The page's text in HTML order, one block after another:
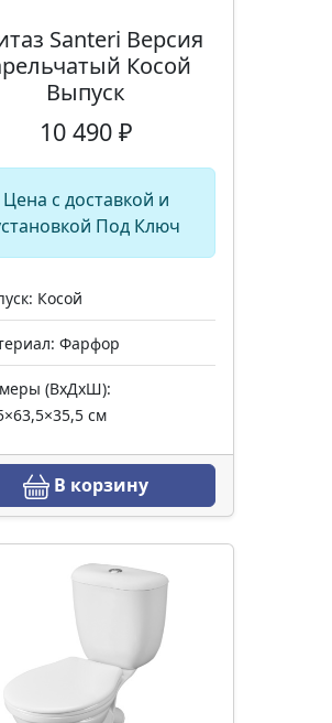
Santeri Версия
Косой
Выпуск
10 490 ₽
Цена с доставкой и
Под Ключ
Косой
Фарфор
(ВхДхШ):
см
В корзину